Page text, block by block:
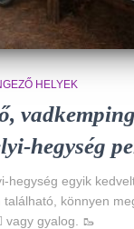
HELYEK
hegység
hegység egyik
könnyen
vagy gyalog. 🥾